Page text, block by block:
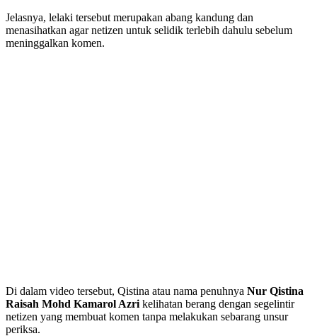
Jelasnya, lelaki tersebut merupakan abang kandung dan
menasihatkan agar netizen untuk selidik terlebih dahulu sebelum
meninggalkan komen.
Di dalam video tersebut, Qistina atau nama penuhnya Nur Qistina
Raisah Mohd Kamarol Azri kelihatan berang dengan segelintir
netizen yang membuat komen tanpa melakukan sebarang unsur
periksa.